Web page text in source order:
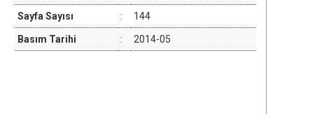
Sayfa Sayısı : 144
Basım Tarihi : 2014-05